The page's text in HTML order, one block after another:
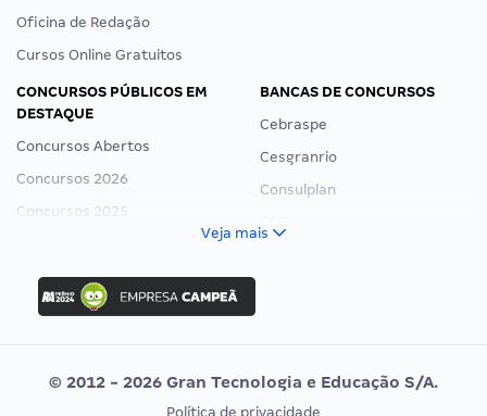
Oficina de Redação
Cursos Online Gratuitos
CONCURSOS PÚBLICOS EM
DESTAQUE
Concursos Abertos
Concursos 2026
Concursos 2025
Concurso Ibama
Concurso MPU
Editais publicados
BANCAS DE CONCURSOS
Cebraspe
Cesgranrio
Consulplan
Vunesp
Veja mais
© 2012 - 2026 Gran Tecnologia e Educação S/A.
Política de privacidade